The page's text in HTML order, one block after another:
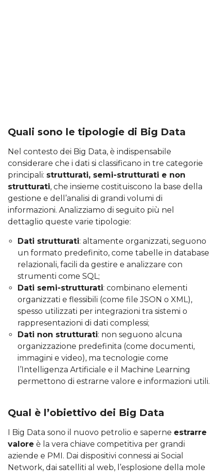
Quali sono le tipologie di Big Data
Nel contesto dei Big Data, è indispensabile
considerare che i dati si classificano in tre categorie
principali: strutturati, semi-strutturati e non
strutturati, che insieme costituiscono la base della
gestione e dell’analisi di grandi volumi di
informazioni. Analizziamo di seguito più nel
dettaglio queste varie tipologie:
Dati strutturati: altamente organizzati, seguono
un formato predefinito, come tabelle in database
relazionali, facili da gestire e analizzare con
strumenti come SQL;
Dati semi-strutturati: combinano elementi
organizzati e flessibili (come file JSON o XML),
spesso utilizzati per integrazioni tra sistemi o
rappresentazioni di dati complessi;
Dati non strutturati: non seguono alcuna
organizzazione predefinita (come documenti,
immagini e video), ma tecnologie come
l’Intelligenza Artificiale e il Machine Learning
permettono di estrarne valore e informazioni utili.
Qual è l’obiettivo dei Big Data
I Big Data sono il nuovo petrolio e saperne estrarre
valore è la vera chiave competitiva per grandi
aziende e PMI. Dai dispositivi connessi ai Social
Network, dai satelliti al web, l’esplosione della mole